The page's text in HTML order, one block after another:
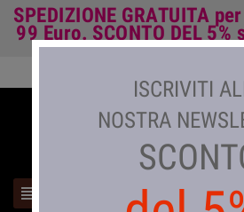
SPEDIZIONE GRATUITA
99 Euro. SCONTO DEL 5%

ISCRIVITI
NOSTRA